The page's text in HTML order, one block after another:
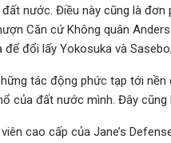
nước. Điều này cũng là
Căn cứ Không quân
đổi lấy Yokosuka và
tác động phức tạp tới
của đất nước mình. Đây
cao cấp của Jane’s